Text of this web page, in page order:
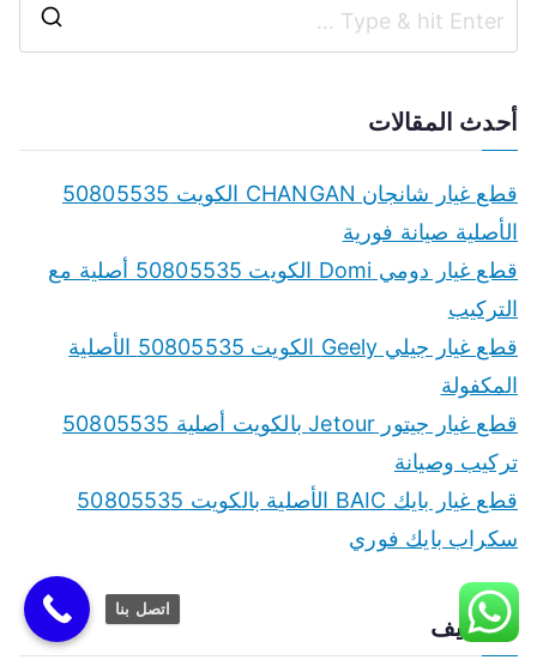
r
أحدث المقالات
قطع غيار شانجان CHANGAN الكويت 50805535
الأصلية صيانة فورية
قطع غيار دومي Domi الكويت 50805535 أصلية مع
التركيب
قطع غيار جيلي Geely الكويت 50805535 الأصلية
المكفولة
قطع غيار جيتور Jetour بالكويت أصلية 50805535
تركيب وصيانة
قطع غيار بايك BAIC الأصلية بالكويت 50805535
سكراب بايك فوري
الأرشيف
اتصل بنا